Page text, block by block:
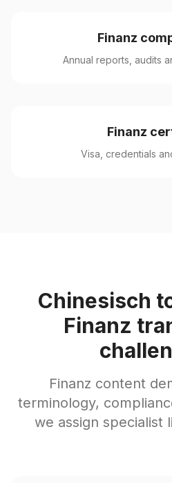
Finanz
Annual reports, audits
Finanz
Visa, credentials
Chinesisch
Finanz
Finanz content
terminology,
we assign specialist